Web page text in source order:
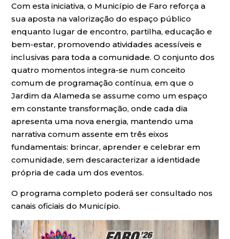
Com esta iniciativa, o Município de Faro reforça a
sua aposta na valorização do espaço público
enquanto lugar de encontro, partilha, educação e
bem-estar, promovendo atividades acessíveis e
inclusivas para toda a comunidade. O conjunto dos
quatro momentos integra-se num conceito
comum de programação contínua, em que o
Jardim da Alameda se assume como um espaço
em constante transformação, onde cada dia
apresenta uma nova energia, mantendo uma
narrativa comum assente em três eixos
fundamentais: brincar, aprender e celebrar em
comunidade, sem descaracterizar a identidade
própria de cada um dos eventos.
O programa completo poderá ser consultado nos
canais oficiais do Município.